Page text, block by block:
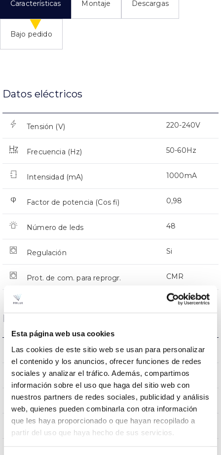
Esta página web usa cookies
Las cookies de este sitio web se usan para personalizar
el contenido y los anuncios, ofrecer funciones de redes
sociales y analizar el tráfico. Además, compartimos
información sobre el uso que haga del sitio web con
nuestros partners de redes sociales, publicidad y análisis
web, quienes pueden combinarla con otra información
que les haya proporcionado o que hayan recopilado a
partir del uso que haya hecho de sus servicios.
Características Montaje Descargas
Bajo pedido
Datos eléctricos
Tensión (V) 220-240V
Frecuencia (Hz) 50-60Hz
Intensidad (mA) 1000mA
Factor de potencia (Cos fi) 0,98
Número de leds 48
Regulación Si
Prot. de com. para reprogr. CMR
Dimensiones y Montaje
Montaje Montaje en Báculo
Resistencia al Viento 0,180m2
Peso 7Kg
Dimensiones 625x290x105mm